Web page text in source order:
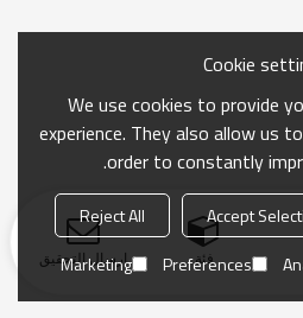
فئة ارسال التحقيق
Cookie
We use cookies to provide
experience. They also allow us
order to constantly
Accept
Reject All
Preferences
Marketing